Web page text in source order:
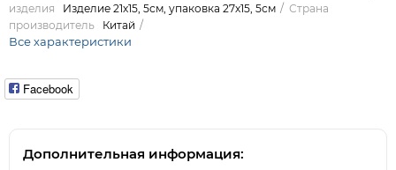
изделия
Изделие 21х15, 5см, упаковка 27х15, 5см
Страна
производитель
Китай
Все характеристики
Facebook
Дополнительная информация: